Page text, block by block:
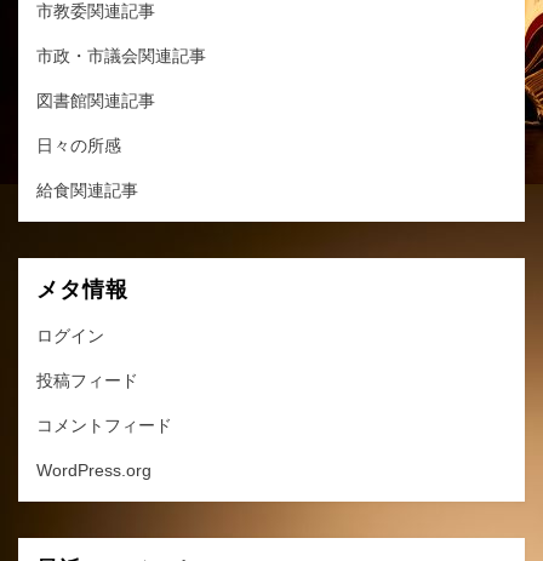
市教委関連記事
市政・市議会関連記事
図書館関連記事
日々の所感
給食関連記事
メタ情報
ログイン
投稿フィード
コメントフィード
WordPress.org